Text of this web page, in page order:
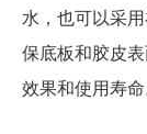
水，也可以采
保底板和胶皮
效果和使用寿命